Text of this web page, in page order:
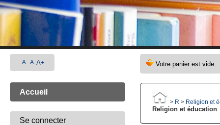
> R > Religion et
Religion et éducation
A- A A+
Accueil
Se connecter